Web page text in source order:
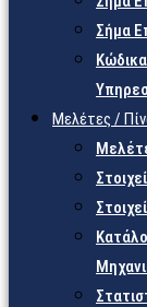
Σήμα
Μελέτες /